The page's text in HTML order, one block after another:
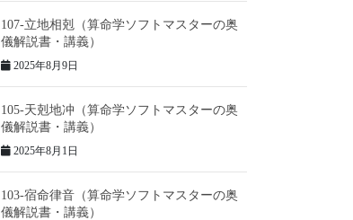
107-立地相剋（算命学ソフトマスターの奥
儀解説書・講義）
2025年8月9日
105-天剋地冲（算命学ソフトマスターの奥
儀解説書・講義）
2025年8月1日
103-宿命律音（算命学ソフトマスターの奥
儀解説書・講義）